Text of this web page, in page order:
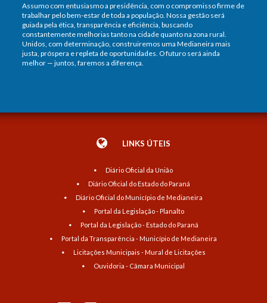
Assumo com entusiasmo a presidência, com o compromisso firme de
trabalhar pelo bem-estar de toda a população. Nossa gestão será
guiada pela ética, transparência e eficiência, buscando
constantemente melhorias tanto na cidade quanto na zona rural.
Unidos, com determinação, construiremos uma Medianeira mais
justa, próspera e repleta de oportunidades. O futuro será ainda
melhor — juntos, faremos a diferença.
LINKS ÚTEIS
Diário Oficial da União
Diário Oficial do Estado do Paraná
Diário Oficial do Município de Medianeira
Portal da Legislação - Planalto
Portal da Legislação - Estado do Paraná
Portal da Transparência - Município de Medianeira
Licitações Municipais - Mural de Licitações
Ouvidoria - Câmara Municipal